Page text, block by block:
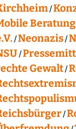
Neonazis
Gewalt